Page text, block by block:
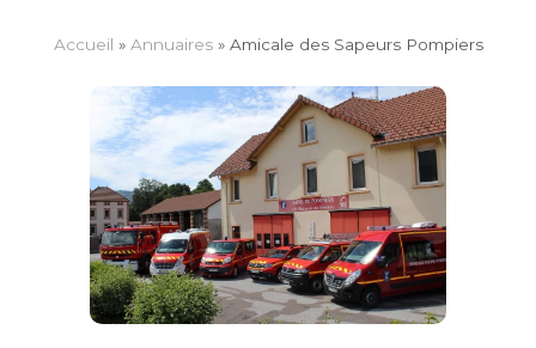
Accueil » Annuaires» Ami­cale des Sapeurs Pompiers